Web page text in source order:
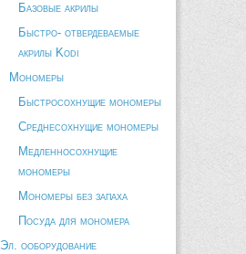
Базовые акрилы
Быстро- отвердеваемые
акрилы Kodi
Мономеры
Быстросохнущие мономеры
Среднесохнущие мономеры
Медленносохнущие
мономеры
Мономеры без запаха
Посуда для мономера
Эл. ооборудование